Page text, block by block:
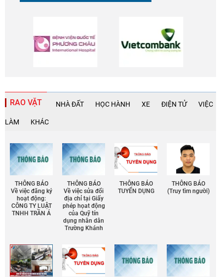
RAO VẶT NHÀ ĐẤT HỌC HÀNH XE ĐIỆN TỬ VIỆC
LÀM KHÁC
THÔNG BÁO
Về việc đăng ký
hoạt động:
CÔNG TY LUẬT
TNHH TRẦN Á
THÔNG BÁO
Về việc sửa đổi
địa chỉ tại Giấy
phép họat động
của Quỹ tín
dụng nhân dân
Trường Khánh
THÔNG BÁO
TUYỂN DỤNG
THÔNG BÁO
(Truy tìm người)